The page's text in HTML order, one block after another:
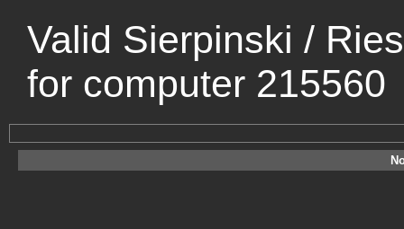
Valid Sierpinski /
for computer 215560